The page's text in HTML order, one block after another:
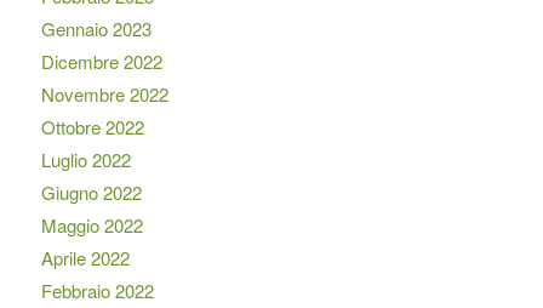
Gennaio 2023
Dicembre 2022
Novembre 2022
Ottobre 2022
Luglio 2022
Giugno 2022
Maggio 2022
Aprile 2022
Febbraio 2022